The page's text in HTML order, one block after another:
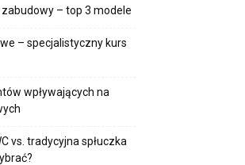
– top 3 modele
– specjalistyczny kurs
wpływających na
vs. tradycyjna spłuczka